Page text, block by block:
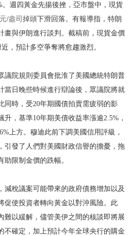
。週四黃金先揚後挫，亞市盤中，現貨
/盎司 掉頭下滑回落。有報導指，特朗
畫與伊朗進行談判。截稿前，現貨金價
近，預計多空爭奪將愈趨激烈。
議院規則委員會批淮了美國總統特朗普
當日晚些時候進行辯論後，眾議院將就
同時，受20年期國債拍賣需疲弱的影
，基準10年期美債收益率漲逾2.5%，
上方。穆迪此前下調美國信用評級，
引發了人們對美國財政信譽的擔憂，拖
助限制金價的跌幅。
減稅議案可能帶來的政府債務增加以及
促使投資者轉向黃金以對沖風險。此
難以緩解，儘管美伊之間的核談即將展
不確定，加上預計今年全球央行的購金